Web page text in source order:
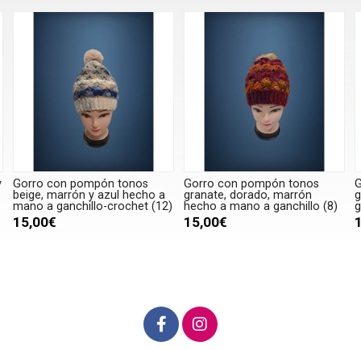
Gorro con pompón tonos
beige, marrón y azul hecho a
mano a ganchillo-crochet (12)
15,00€
Gorro con pompón tonos
granate, dorado, marrón
hecho a mano a ganchillo (8)
15,00€